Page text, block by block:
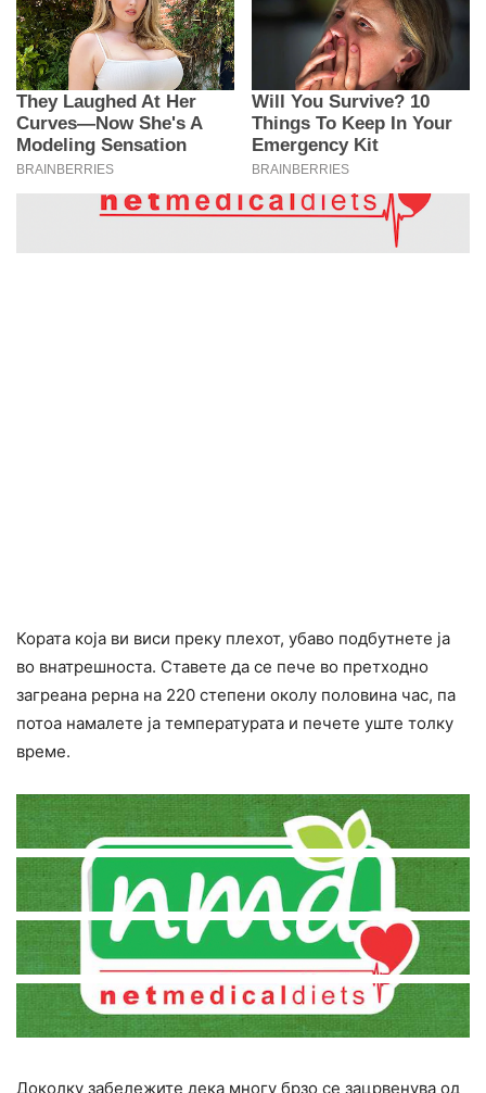
Кората која ви виси преку плехот, убаво подбутнете ја
во внатрешноста. Ставете да се пече во претходно
загреана рерна на 220 степени околу половина час, па
потоа намалете ја температурата и печете уште толку
време.
Доколку забележите дека многу брзо се зацрвенува од